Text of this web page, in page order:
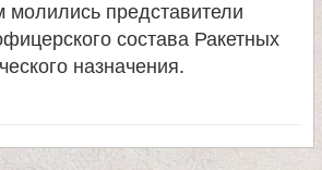
молились представители
состава Ракетных
назначения.